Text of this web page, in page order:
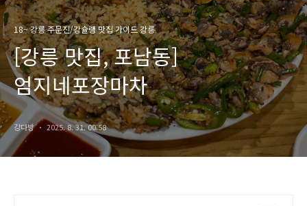
18~ 강릉 주문진/강슐랭 맛집 가이드 강릉
[강릉 맛집, 포남동]
엄지네포장마차
강다방 2025. 8. 31. 00:58